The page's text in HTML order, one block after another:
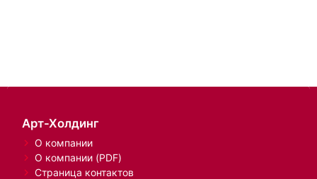
Арт-Холдинг
О компании
О компании (PDF)
Страница контактов